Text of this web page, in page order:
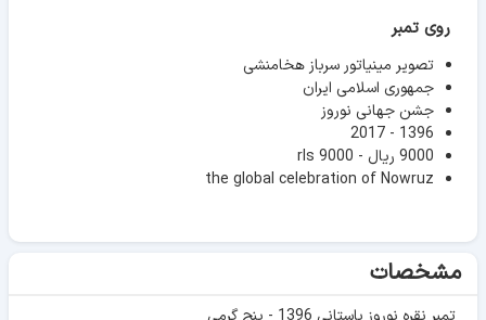
روی تمبر
تصویر مینیاتور سرباز هخامنشی
جمهوری اسلامی ایران
جشن جهانی نوروز
1396 - 2017
9000 ریال - 9000 rls
the global celebration of Nowruz
مشخصات